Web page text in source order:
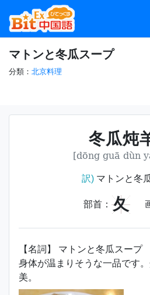
マトンと冬瓜スープ
分類： 北京料理
冬瓜炖
[dōng guā dùn
訳)マトンと冬
部首： 夂
【名詞】 マトンと冬瓜スープ
身体が温まりそうな一品です
美。